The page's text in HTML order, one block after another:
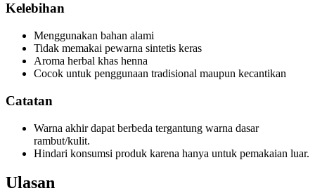
Kelebihan
Menggunakan bahan alami
Tidak memakai pewarna sintetis keras
Aroma herbal khas henna
Cocok untuk penggunaan tradisional maupun kecantikan
Catatan
Warna akhir dapat berbeda tergantung warna dasar
rambut/kulit.
Hindari konsumsi produk karena hanya untuk pemakaian luar.
Ulasan